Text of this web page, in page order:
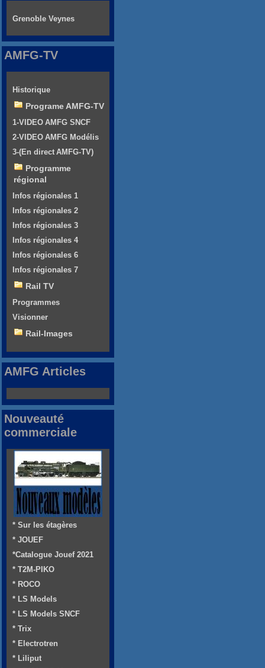
Grenoble Veynes
AMFG-TV
Historique
Programe AMFG-TV
1-VIDEO AMFG SNCF
2-VIDEO AMFG Modélis
3-(En direct AMFG-TV)
Programme
régional
Infos régionales 1
Infos régionales 2
Infos régionales 3
Infos régionales 4
Infos régionales 6
Infos régionales 7
Rail TV
Programmes
Visionner
Rail-Images
AMFG Articles
Nouveauté
commerciale
* Sur les étagères
* JOUEF
*Catalogue Jouef 2021
* T2M-PIKO
* ROCO
* LS Models
* LS Models SNCF
* Trix
* Electrotren
* Liliput